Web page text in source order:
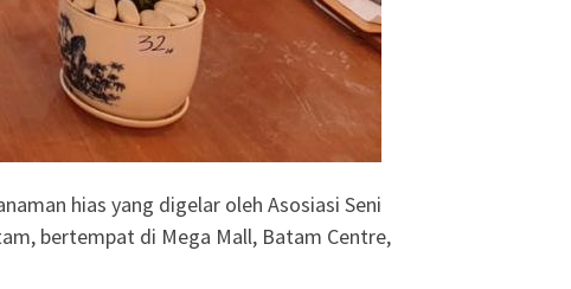
hias yang digelar oleh Asosiasi Seni
bertempat di Mega Mall, Batam Centre,